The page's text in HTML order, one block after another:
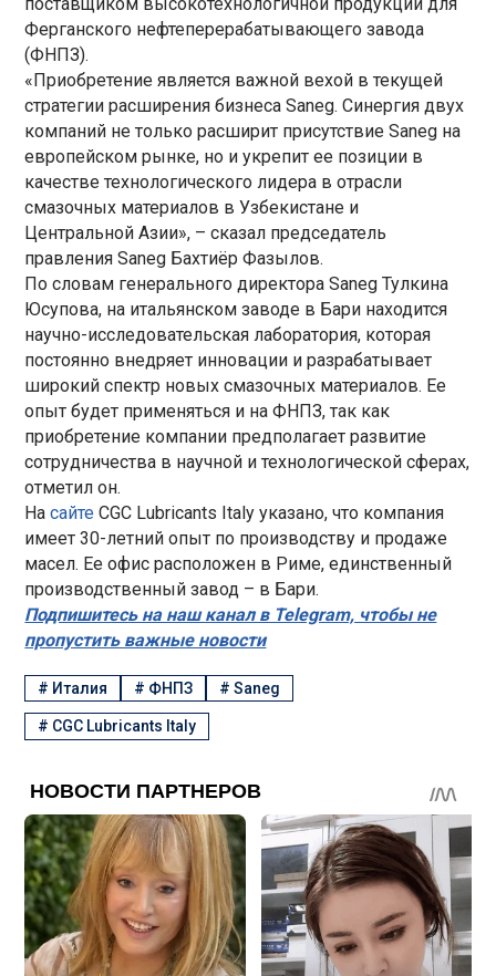
Ферганского нефтеперерабатывающего завода
(ФНПЗ).
«Приобретение является важной вехой в текущей
стратегии расширения бизнеса Saneg. Синергия двух
компаний не только расширит присутствие Saneg на
европейском рынке, но и укрепит ее позиции в
качестве технологического лидера в отрасли
смазочных материалов в Узбекистане и
Центральной Азии», – сказал председатель
правления Saneg Бахтиёр Фазылов.
По словам генерального директора Saneg Тулкина
Юсупова, на итальянском заводе в Бари находится
научно-исследовательская лаборатория, которая
постоянно внедряет инновации и разрабатывает
широкий спектр новых смазочных материалов. Ее
опыт будет применяться и на ФНПЗ, так как
приобретение компании предполагает развитие
сотрудничества в научной и технологической сферах,
отметил он.
НасайтеCGC Lubricants Italy указано, что компания
имеет 30-летний опыт по производству и продаже
масел. Ее офис расположен в Риме, единственный
производственный завод – в Бари.
Подпишитесь на наш канал в Telegram, чтобы не
пропустить важные новости
# Италия # ФНПЗ # Saneg
# CGC Lubricants Italy